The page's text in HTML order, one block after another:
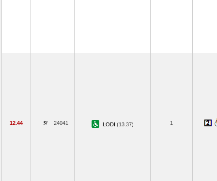
12.44 24041 LODI (13.37) 1